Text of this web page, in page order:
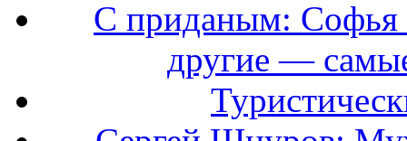
С приданым: Софья
другие —